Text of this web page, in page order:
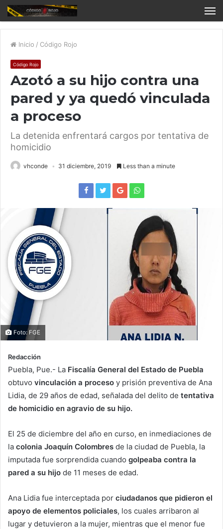
Inicio / Código Rojo
Código Rojo
Azotó a su hijo contra una
pared y ya quedó vinculada
a proceso
La detenida enfrentará cargos por tentativa de
homicidio
vhconde 31 diciembre, 2019 Less than a minute
Foto: FGE
Redacción
Puebla, Pue.- La Fiscalía General del Estado de Puebla
obtuvo vinculación a proceso y prisión preventiva de Ana
Lidia, de 29 años de edad, señalada del delito de tentativa
de homicidio en agravio de su hijo.
El 25 de diciembre del año en curso, en inmediaciones de
la colonia Joaquín Colombres de la ciudad de Puebla, la
imputada fue sorprendida cuando golpeaba contra la
pared a su hijo de 11 meses de edad.
Ana Lidia fue interceptada por ciudadanos que pidieron el
apoyo de elementos policiales, los cuales arribaron al
lugar y detuvieron a la mujer, mientras que el menor fue